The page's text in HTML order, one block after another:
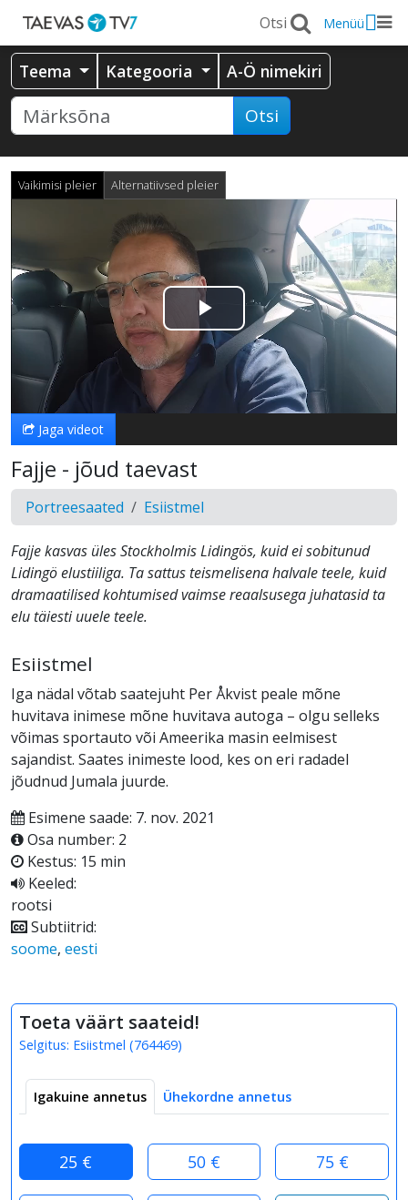
Menüü
Teema Kategooria A-Ö nimekiri
Otsi
Vaikimisi pleier Alternatiivsed pleier
Esita
video
Jaga videot
Fajje - jõud taevast
Portreesaated Esiistmel
Fajje kasvas üles Stockholmis Lidingös, kuid ei sobitunud
Lidingö elustiiliga. Ta sattus teismelisena halvale teele, kuid
dramaatilised kohtumised vaimse reaalsusega juhatasid ta
elu täiesti uuele teele.
Esiistmel
Iga nädal võtab saatejuht Per Åkvist peale mõne
huvitava inimese mõne huvitava autoga – olgu selleks
võimas sportauto või Ameerika masin eelmisest
sajandist. Saates inimeste lood, kes on eri radadel
jõudnud Jumala juurde.
Esimene saade: 7. nov. 2021
Osa number: 2
Kestus: 15 min
Keeled:
rootsi
Subtiitrid:
soome, eesti
Toeta väärt saateid!
Selgitus: Esiistmel (764469)
Igakuine annetus Ühekordne annetus
25 € 50 € 75 €